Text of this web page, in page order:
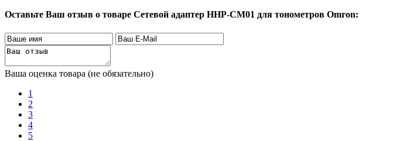
Оставьте Ваш отзыв о товаре Сетевой адаптер HHP-CM01 для тонометров Omron:
Ваша оценка товара (не обязательно)
1
2
3
4
5